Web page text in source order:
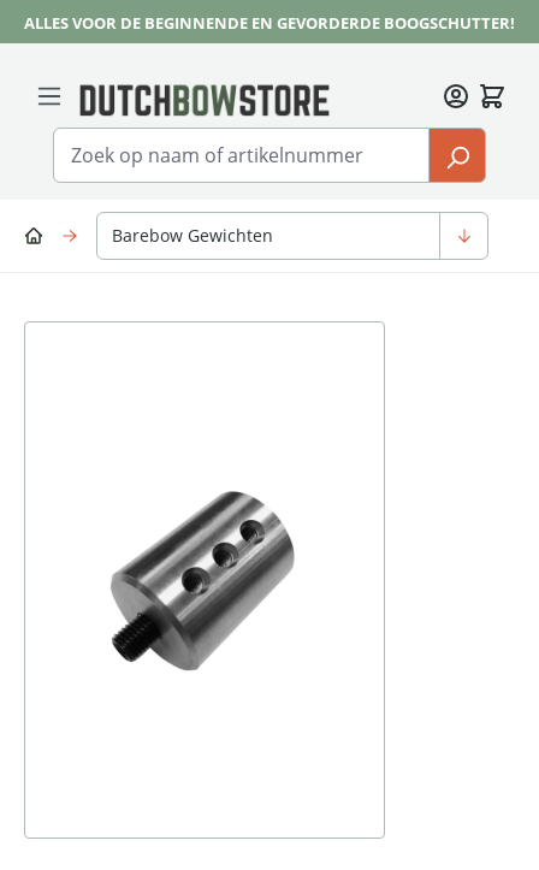
Ga naar de hoofdinhoud
ALLES VOOR DE BEGINNENDE EN GEVORDERDE BOOGSCHUTTER!
Barebow Gewichten
Afbeeldingengalerij overslaan